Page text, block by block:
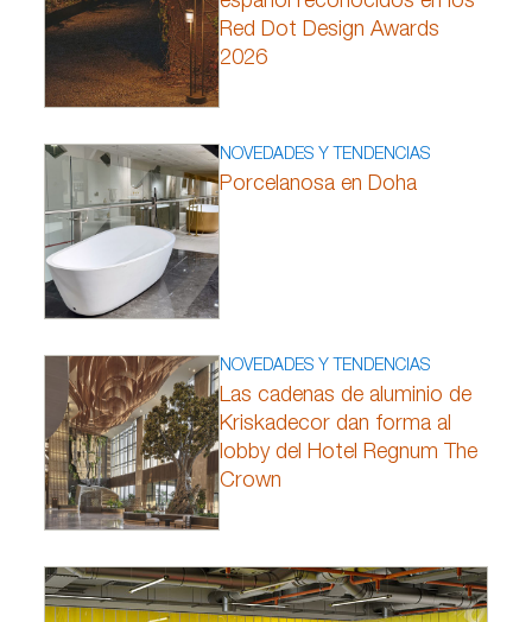
Red Dot Design Awards
2026
NOVEDADES Y TENDENCIAS
Porcelanosa en Doha
NOVEDADES Y TENDENCIAS
Las cadenas de aluminio de
Kriskadecor dan forma al
lobby del Hotel Regnum The
Crown